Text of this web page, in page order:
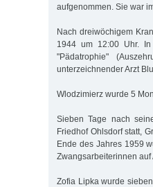
aufgenommen. Sie war
Nach dreiwöchigem
1944 um 12:00 Uhr. In
"Pädatrophie"
unterzeichnender Arzt
Wlodzimierz wurde 5
Sieben Tage nach
Friedhof Ohlsdorf statt,
Ende des Jahres 1959
Zwangsarbeiterinnen auf
Zofia Lipka wurde